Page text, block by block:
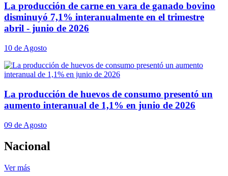
La producción de carne en vara de ganado bovino
disminuyó 7,1% interanualmente en el trimestre
abril - junio de 2026
10 de Agosto
La producción de huevos de consumo presentó un
aumento interanual de 1,1% en junio de 2026
09 de Agosto
Nacional
Ver más